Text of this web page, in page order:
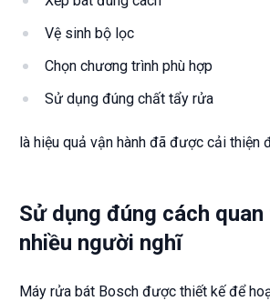
Vệ sinh bộ lọc
Chọn chương trình phù hợp
Sử dụng đúng chất tẩy rửa
là hiệu quả vận hành đã được cải thiện
Sử dụng đúng cách
nhiều người nghĩ
Máy rửa bát Bosch được thiết kế để